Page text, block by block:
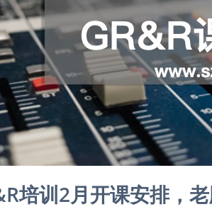
培训2月开课安排，